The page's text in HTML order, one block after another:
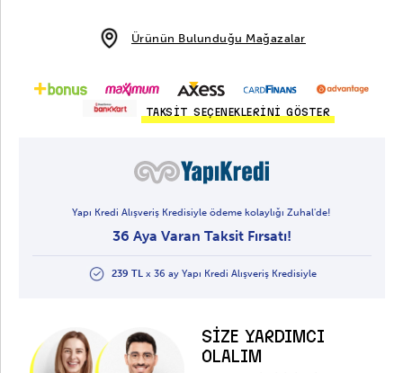
Ürünün Bulunduğu Mağazalar
TAKSİT SEÇENEKLERİNİ GÖSTER
Yapı Kredi Alışveriş Kredisiyle ödeme kolaylığı Zuhal'de!
36 Aya Varan Taksit Fırsatı!
239 TLx 36 ay Yapı Kredi Alışveriş Kredisiyle
SİZE YARDIMCI
OLALIM